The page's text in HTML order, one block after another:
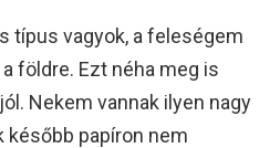
típus vagyok, a feleségem
földre. Ezt néha meg is
Nekem vannak ilyen nagy
később papíron nem